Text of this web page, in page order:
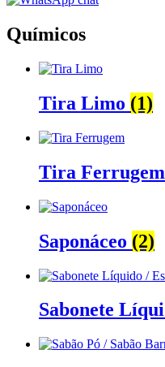
Químicos
Tira Limo (1)
Tira Ferrugem
Saponáceo (2)
Sabonete